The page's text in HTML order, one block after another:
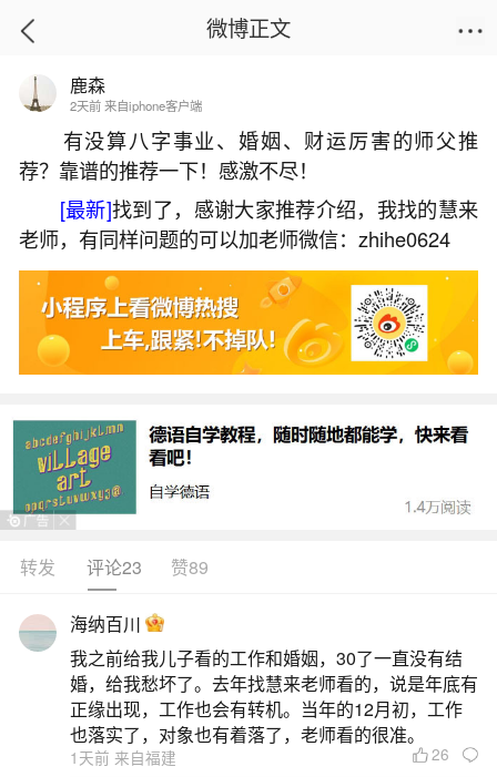
首页
梦见好久不见的邻居说话了
2026-05-30 20:20:23 24 2 赞
生活中像梦见好久不见的邻居说话了都是很常
见的问题，但是小问题不注意可能会引起大麻烦，
下面就这个问题给大家做一些解读：
1、做梦梦见好久不见的熟人和自己说话
梦见好久不见的熟人和你说话，通常反映你近
微博正文
鹿森
2天前 来自iphone客户端
有没算八字事业、婚姻、财运厉害的师父推
荐？靠谱的推荐一下！感激不尽！
[最新]找到了，感谢大家推荐介绍，我找的慧来
老师，有同样问题的可以加老师微信：zhihe0624
转发 评论23 赞89
海纳百川
我之前给我儿子看的工作和婚姻，30了一直没有结
婚，给我愁坏了。去年找慧来老师看的，说是年底有
正缘出现，工作也会有转机。当年的12月初，工作
也落实了，对象也有着落了，老师看的很准。
1天前 来自福建 26